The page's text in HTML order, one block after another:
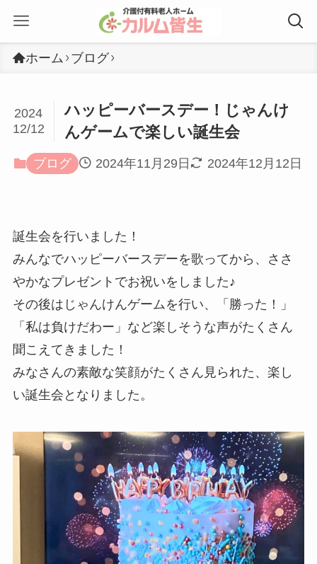
ホーム ブログ
ハッピーバースデー！じゃんけ
んゲームで楽しい誕生会
2024
12/12
ブログ 2024年11月29日 2024年12月12日
誕生会を行いました！
みんなでハッピーバースデーを歌ってから、ささ
やかなプレゼントでお祝いをしました♪
その後はじゃんけんゲームを行い、「勝った！」
「私は負けだわー」など楽しそうな声がたくさん
聞こえてきました！
みなさんの素敵な笑顔がたくさん見られた、楽し
い誕生会となりました。